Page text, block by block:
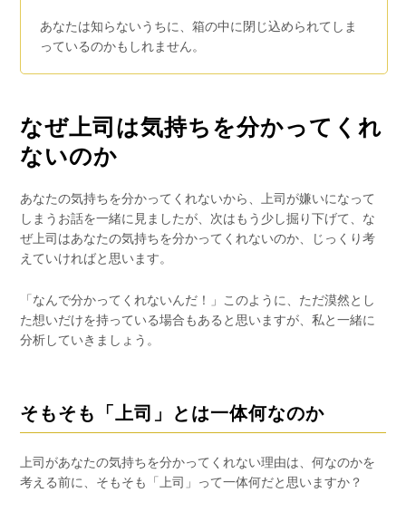
あなたは知らないうちに、箱の中に閉じ込められてしま
っているのかもしれません。
なぜ上司は気持ちを分かってくれ
ないのか
あなたの気持ちを分かってくれないから、上司が嫌いになって
しまうお話を一緒に見ましたが、次はもう少し掘り下げて、な
ぜ上司はあなたの気持ちを分かってくれないのか、じっくり考
えていければと思います。
「なんで分かってくれないんだ！」このように、ただ漠然とし
た想いだけを持っている場合もあると思いますが、私と一緒に
分析していきましょう。
そもそも「上司」とは一体何なのか
上司があなたの気持ちを分かってくれない理由は、何なのかを
考える前に、そもそも「上司」って一体何だと思いますか？